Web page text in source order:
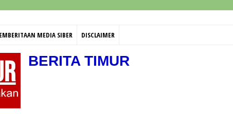
MEDIA SIBER DISCLAIMER
BERITA TIMUR